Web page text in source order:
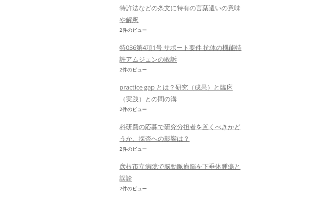
特許法などの条文に特有の言葉遣いの意味
や解釈
2件のビュー
特036第4項1号 サポート要件 抗体の機能特
許アムジェンの敗訴
2件のビュー
practice gap とは？研究（成果）と臨床
（実践）との間の溝
2件のビュー
科研費の応募で研究分担者を置くべきかど
うか、採否への影響は？
2件のビュー
彦根市立病院で脳動脈瘤脳を下垂体腫瘍と
誤診
2件のビュー